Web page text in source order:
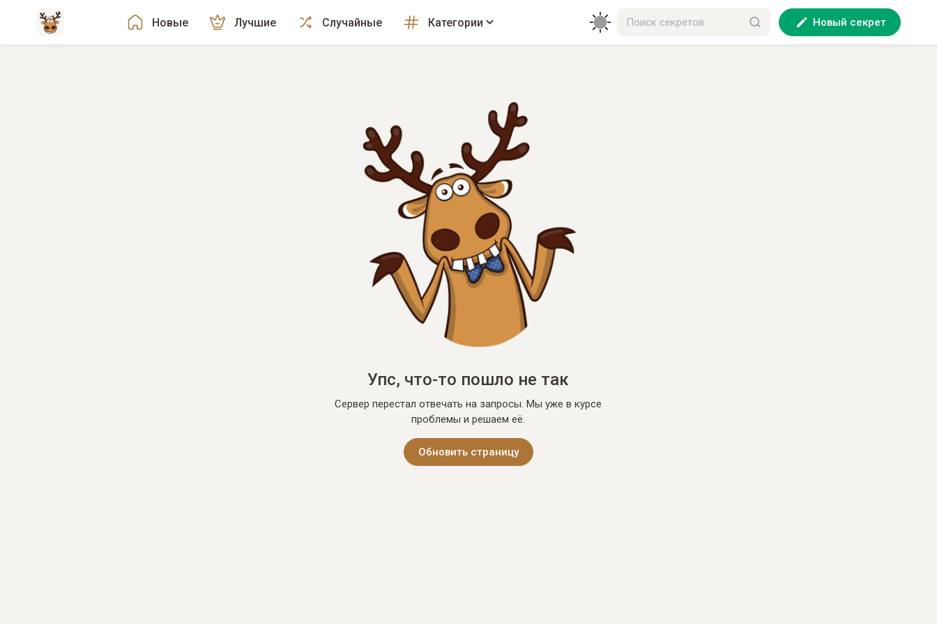
Новые Лучшие Случайные Категории Новый секрет
Упс, что-то пошло не так
Сервер перестал отвечать на запросы. Мы уже в курсе
проблемы и решаем её.
Обновить страницу